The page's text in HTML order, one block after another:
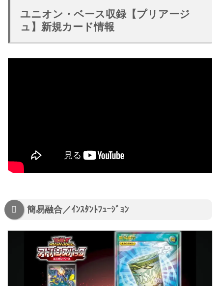
ユニオン・ベース収録【プリアージ
ュ】新規カード情報
簡易融合／ｲﾝｽﾀﾝﾄﾌｭｰｼﾞｮﾝ